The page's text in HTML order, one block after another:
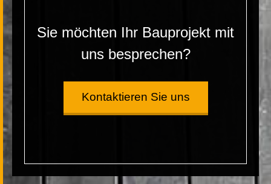
Sie möchten Ihr Bauprojekt mit
uns besprechen?
Kontaktieren Sie uns